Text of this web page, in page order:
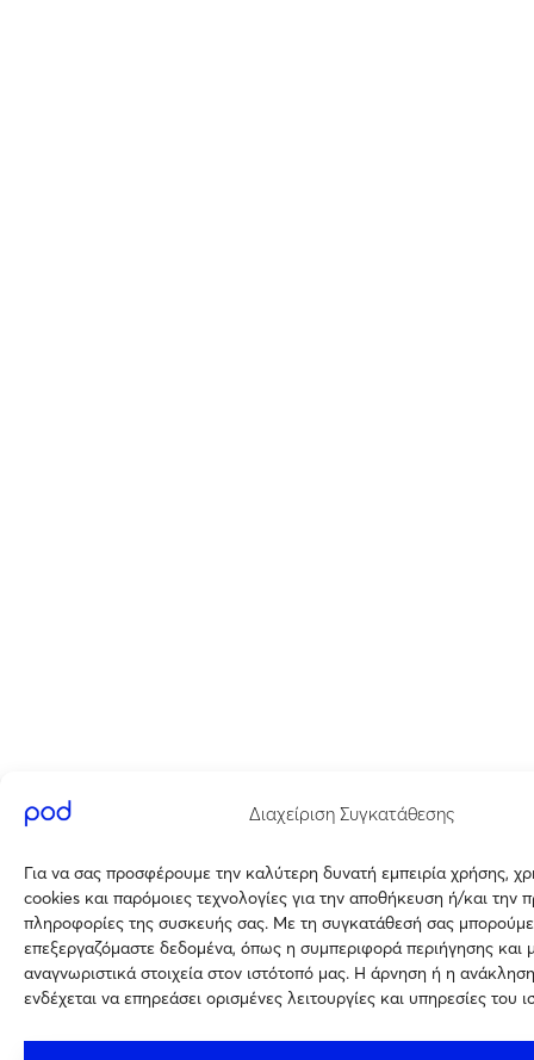
Διαχείριση Συγκατάθεσης
Για να σας προσφέρουμε την καλύτερη δυνατή εμπειρία χρήσης,
cookies και παρόμοιες τεχνολογίες για την αποθήκευση ή/και την
πληροφορίες της συσκευής σας. Με τη συγκατάθεσή σας
επεξεργαζόμαστε δεδομένα, όπως η συμπεριφορά περιήγησης και
αναγνωριστικά στοιχεία στον ιστότοπό μας. Η άρνηση ή η
ενδέχεται να επηρεάσει ορισμένες λειτουργίες και υπηρεσίες του